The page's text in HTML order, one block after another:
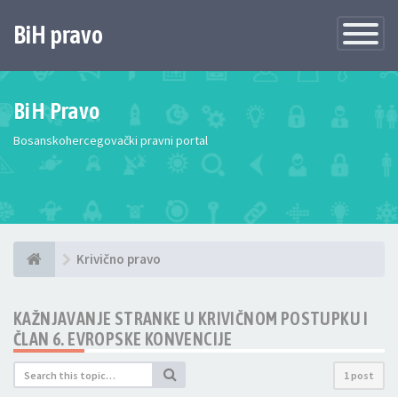
Toggle
BiH pravo
BiH Pravo
Bosanskohercegovački pravni portal
Krivično pravo
KAŽNJAVANJE STRANKE U KRIVIČNOM POSTUPKU I
ČLAN 6. EVROPSKE KONVENCIJE
1 post